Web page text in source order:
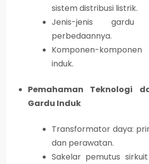
sistem distribusi listrik.
Jenis-jenis
perbedaannya.
Komponen-
induk.
Pemahaman Teknologi
Gardu Induk
Transformator daya:
dan perawatan.
Sakelar pemutus